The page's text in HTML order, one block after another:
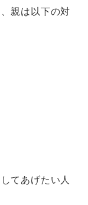
親は以下の対
てあげたい人